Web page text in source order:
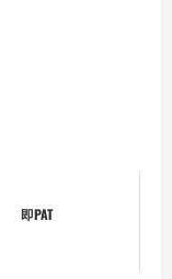
即PAT